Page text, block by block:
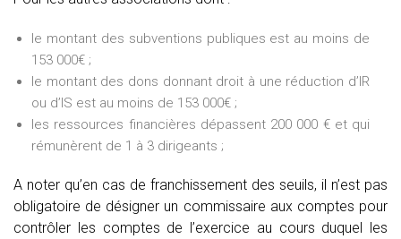
le montant des subventions publiques est au moins de
153 000€ ;
le montant des dons donnant droit à une réduction d’IR
ou d’IS est au moins de 153 000€ ;
les ressources financières dépassent 200 000 € et qui
rémunèrent de 1 à 3 dirigeants ;
A noter qu’en cas de franchissement des seuils, il n’est pas
obligatoire de désigner un commissaire aux comptes pour
contrôler les comptes de l’exercice au cours duquel les